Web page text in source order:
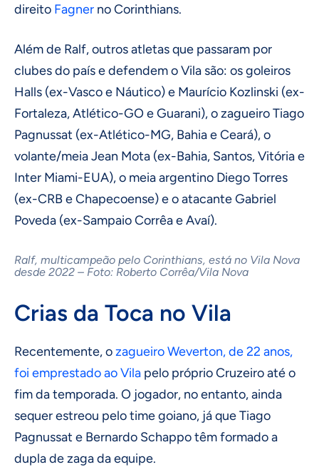
direito Fagner no Corinthians.
Além de Ralf, outros atletas que passaram por
clubes do país e defendem o Vila são: os goleiros
Halls (ex-Vasco e Náutico) e Maurício Kozlinski (ex-
Fortaleza, Atlético-GO e Guarani), o zagueiro Tiago
Pagnussat (ex-Atlético-MG, Bahia e Ceará), o
volante/meia Jean Mota (ex-Bahia, Santos, Vitória e
Inter Miami-EUA), o meia argentino Diego Torres
(ex-CRB e Chapecoense) e o atacante Gabriel
Poveda (ex-Sampaio Corrêa e Avaí).
Ralf, multicampeão pelo Corinthians, está no Vila Nova
desde 2022 – Foto: Roberto Corrêa/Vila Nova
Crias da Toca no Vila
Recentemente, ozagueiro Weverton, de 22 anos,
foi emprestado ao Vila pelo próprio Cruzeiro até o
fim da temporada. O jogador, no entanto, ainda
sequer estreou pelo time goiano, já que Tiago
Pagnussat e Bernardo Schappo têm formado a
dupla de zaga da equipe.